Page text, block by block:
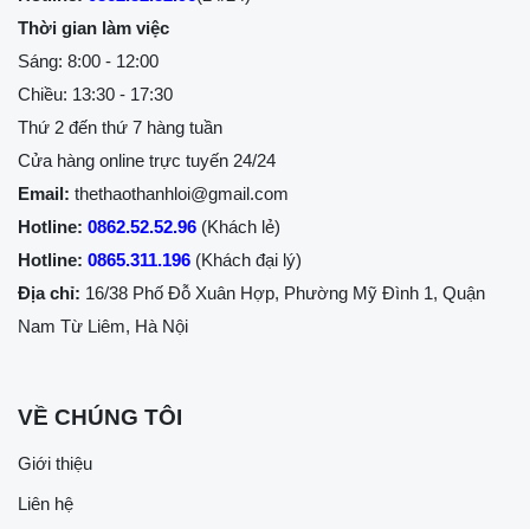
Thời gian làm việc
Sáng: 8:00 - 12:00
Chiều: 13:30 - 17:30
Thứ 2 đến thứ 7 hàng tuần
Cửa hàng online trực tuyến 24/24
Email: thethaothanhloi@gmail.com
Hotline: 0862.52.52.96 (Khách lẻ)
Hotline: 0865.311.196 (Khách đại lý)
Địa chỉ: 16/38 Phố Đỗ Xuân Hợp, Phường Mỹ Đình 1, Quận
Nam Từ Liêm, Hà Nội
VỀ CHÚNG TÔI
Giới thiệu
Liên hệ